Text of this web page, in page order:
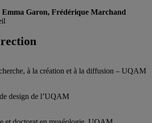
Emma Garon, Frédérique Marchand
à la création et à la diffusion – UQAM
design de l’UQAM